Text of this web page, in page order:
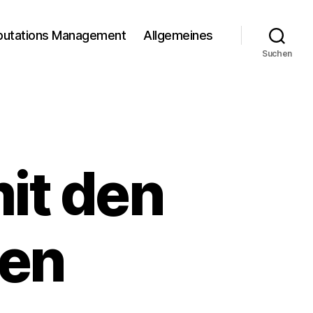
Management Allgemeines
Suchen
den